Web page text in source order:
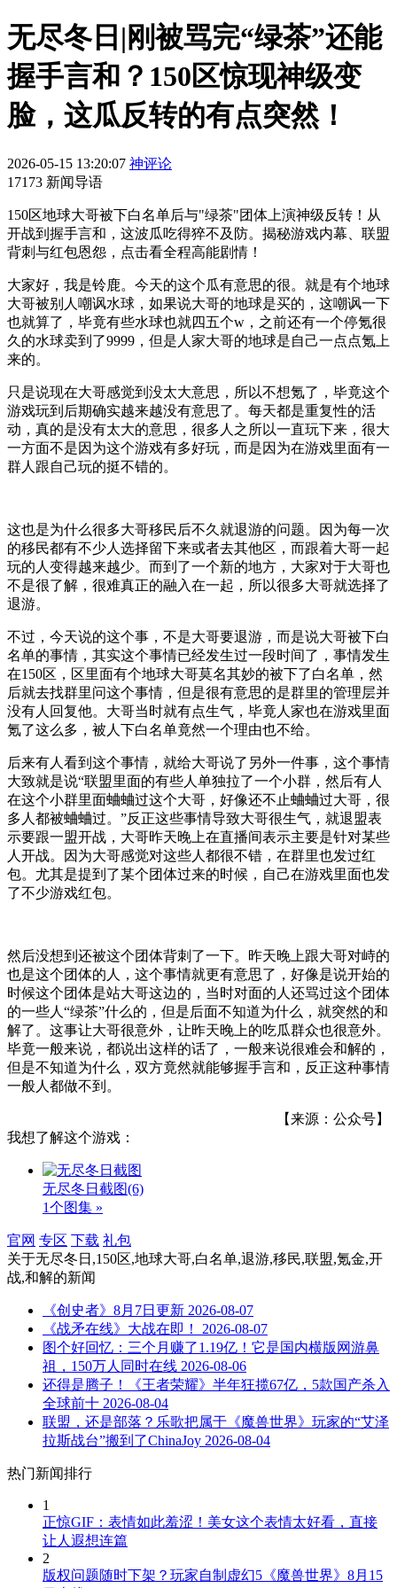
无尽冬日|刚被骂完“绿茶”还能
握手言和？150区惊现神级变
脸，这瓜反转的有点突然！
2026-05-15 13:20:07 神评论
17173 新闻导语
150区地球大哥被下白名单后与"绿茶"团体上演神级反转！从
开战到握手言和，这波瓜吃得猝不及防。揭秘游戏内幕、联盟
背刺与红包恩怨，点击看全程高能剧情！
大家好，我是铃鹿。今天的这个瓜有意思的很。就是有个地球
大哥被别人嘲讽水球，如果说大哥的地球是买的，这嘲讽一下
也就算了，毕竟有些水球也就四五个w，之前还有一个停氪很
久的水球卖到了9999，但是人家大哥的地球是自己一点点氪上
来的。
只是说现在大哥感觉到没太大意思，所以不想氪了，毕竟这个
游戏玩到后期确实越来越没有意思了。每天都是重复性的活
动，真的是没有太大的意思，很多人之所以一直玩下来，很大
一方面不是因为这个游戏有多好玩，而是因为在游戏里面有一
群人跟自己玩的挺不错的。
这也是为什么很多大哥移民后不久就退游的问题。因为每一次
的移民都有不少人选择留下来或者去其他区，而跟着大哥一起
玩的人变得越来越少。而到了一个新的地方，大家对于大哥也
不是很了解，很难真正的融入在一起，所以很多大哥就选择了
退游。
不过，今天说的这个事，不是大哥要退游，而是说大哥被下白
名单的事情，其实这个事情已经发生过一段时间了，事情发生
在150区，区里面有个地球大哥莫名其妙的被下了白名单，然
后就去找群里问这个事情，但是很有意思的是群里的管理层并
没有人回复他。大哥当时就有点生气，毕竟人家也在游戏里面
氪了这么多，被人下白名单竟然一个理由也不给。
后来有人看到这个事情，就给大哥说了另外一件事，这个事情
大致就是说“联盟里面的有些人单独拉了一个小群，然后有人
在这个小群里面蛐蛐过这个大哥，好像还不止蛐蛐过大哥，很
多人都被蛐蛐过。”反正这些事情导致大哥很生气，就退盟表
示要跟一盟开战，大哥昨天晚上在直播间表示主要是针对某些
人开战。因为大哥感觉对这些人都很不错，在群里也发过红
包。尤其是提到了某个团体过来的时候，自己在游戏里面也发
了不少游戏红包。
然后没想到还被这个团体背刺了一下。昨天晚上跟大哥对峙的
也是这个团体的人，这个事情就更有意思了，好像是说开始的
时候这个团体是站大哥这边的，当时对面的人还骂过这个团体
的一些人“绿茶”什么的，但是后面不知道为什么，就突然的和
解了。这事让大哥很意外，让昨天晚上的吃瓜群众也很意外。
毕竟一般来说，都说出这样的话了，一般来说很难会和解的，
但是不知道为什么，双方竟然就能够握手言和，反正这种事情
一般人都做不到。
【来源：公众号】
我想了解这个游戏：
无尽冬日截图(6)
1个图集 »
官网 专区 下载 礼包
关于无尽冬日,150区,地球大哥,白名单,退游,移民,联盟,氪金,开
战,和解的新闻
《创史者》8月7日更新 2026-08-07
《战矛在线》大战在即！
2026-08-07
图个好回忆：三个月赚了1.19亿！它是国内横版网游鼻
祖，150万人同时在线 2026-08-06
还得是腾子！《王者荣耀》半年狂揽67亿，5款国产杀入
全球前十 2026-08-04
联盟，还是部落？乐歌把属于《魔兽世界》玩家的“艾泽
拉斯战台”搬到了ChinaJoy 2026-08-04
热门新闻排行
1
正惊GIF：表情如此羞涩！美女这个表情太好看，直接
让人遐想连篇
2
版权问题随时下架？玩家自制虚幻5《魔兽世界》8月15